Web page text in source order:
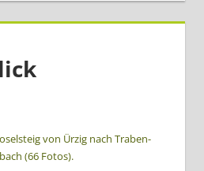
von Ürzig nach Traben-
(66 Fotos).